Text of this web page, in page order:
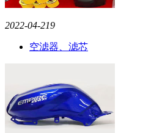
2022-04-219
空滤器、滤芯